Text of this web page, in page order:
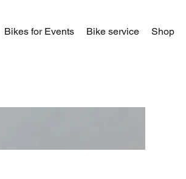
Bikes for Events Bike service Shop